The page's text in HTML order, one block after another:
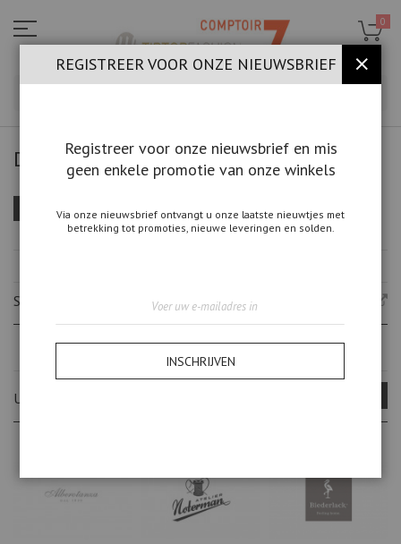
naar
de
inhoud
0
DAMESKLEDING
FILTEREN
SEARCH BRANDS
UITGELICHTE MERKEN
REGISTREER VOOR ONZE NIEUWSBRIEF
Registreer voor onze nieuwsbrief en mis
geen enkele promotie van onze winkels
Via onze nieuwsbrief ontvangt u onze laatste nieuwtjes met
betrekking tot promoties, nieuwe leveringen en solden.
op
onze
INSCHRIJVEN